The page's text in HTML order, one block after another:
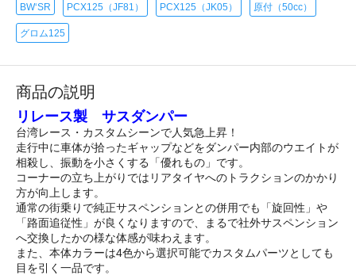
BW‘SR PCX125（JF81） PCX125（JK05） 原付（50cc）
グロム125
商品の説明
リレース製 サスダンパー
台湾レース・カスタムシーンで人気急上昇！
走行中に車体が拾ったギャップなどをダンパー内部のウエイトが
相殺し、振動を小さくする「優れもの」です。
コーナーの立ち上がりではリアタイヤへのトラクションのかかり
方が向上します。
通常の街乗りで純正サスペンションとの併用でも「旋回性」や
「路面追従性」が良くなりますので、まるで社外サスペンション
へ交換したかの様な体感が味わえます。
また、本体カラーは4色から選択可能でカスタムパーツとしても
目を引く一品です。